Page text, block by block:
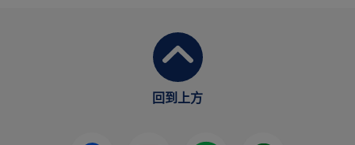
回到上方